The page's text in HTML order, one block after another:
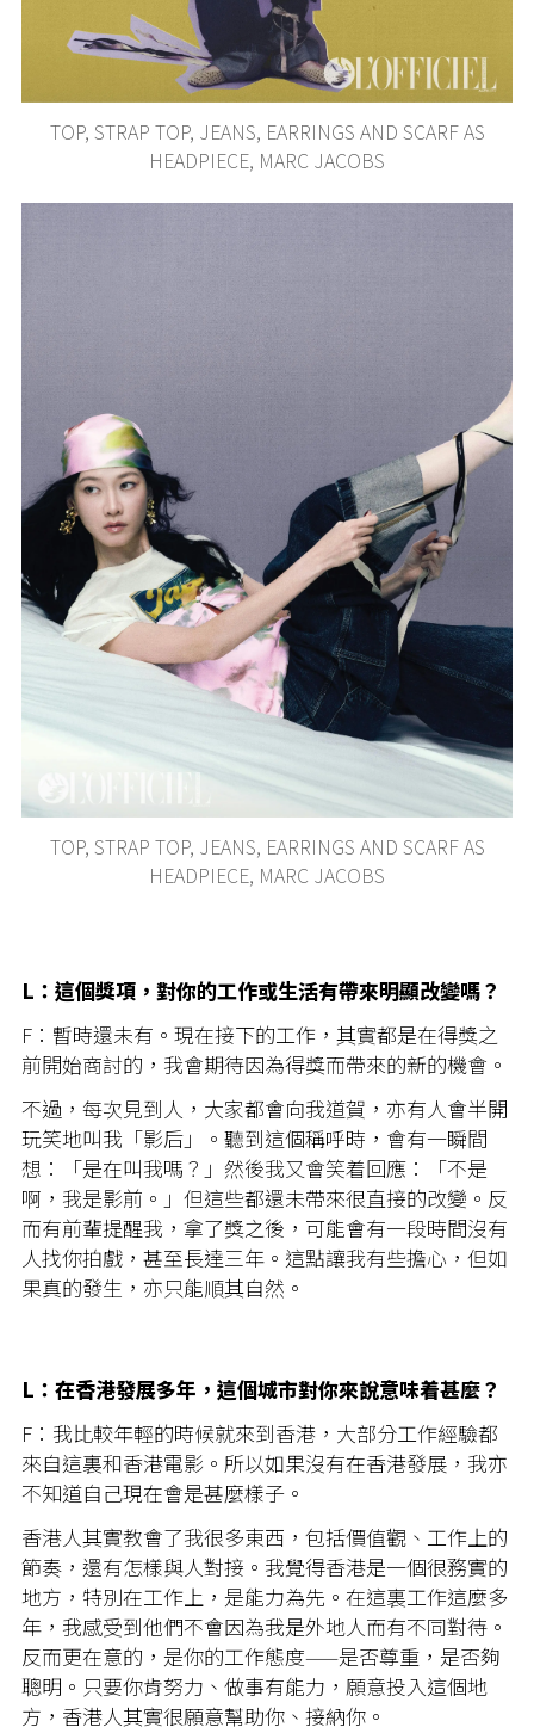
TOP, STRAP TOP, JEANS, EARRINGS AND SCARF AS
HEADPIECE, MARC JACOBS
TOP, STRAP TOP, JEANS, EARRINGS AND SCARF AS
HEADPIECE, MARC JACOBS
L：這個獎項，對你的工作或生活有帶來明顯改變嗎？
F：暫時還未有。現在接下的工作，其實都是在得獎之
前開始商討的，我會期待因為得獎而帶來的新的機會。
不過，每次見到人，大家都會向我道賀，亦有人會半開
玩笑地叫我「影后」。聽到這個稱呼時，會有一瞬間
想：「是在叫我嗎？」然後我又會笑着回應：「不是
啊，我是影前。」但這些都還未帶來很直接的改變。反
而有前輩提醒我，拿了獎之後，可能會有一段時間沒有
人找你拍戲，甚至長達三年。這點讓我有些擔心，但如
果真的發生，亦只能順其自然。
L：在香港發展多年，這個城市對你來說意味着甚麼？
F：我比較年輕的時候就來到香港，大部分工作經驗都
來自這裏和香港電影。所以如果沒有在香港發展，我亦
不知道自己現在會是甚麼樣子。
香港人其實教會了我很多東西，包括價值觀、工作上的
節奏，還有怎樣與人對接。我覺得香港是一個很務實的
地方，特別在工作上，是能力為先。在這裏工作這麼多
年，我感受到他們不會因為我是外地人而有不同對待。
反而更在意的，是你的工作態度——是否尊重，是否夠
聰明。只要你肯努力、做事有能力，願意投入這個地
方，香港人其實很願意幫助你、接納你。